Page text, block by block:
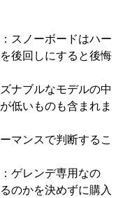
：スノーボードはハー
後回しにすると後悔
ズナブルなモデルの中
低いものも含まれま
マンスで判断するこ
：ゲレンデ専用なの
のかを決めずに購入